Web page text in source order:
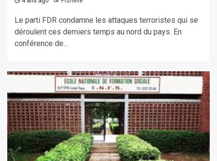
Le parti FDR condamne les attaques terroristes qui se
déroulent ces derniers temps au nord du pays. En
conférence de...